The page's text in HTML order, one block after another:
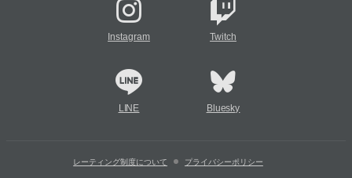
Instagram Twitch
LINE Bluesky
レーティング制度について プライバシーポリシー